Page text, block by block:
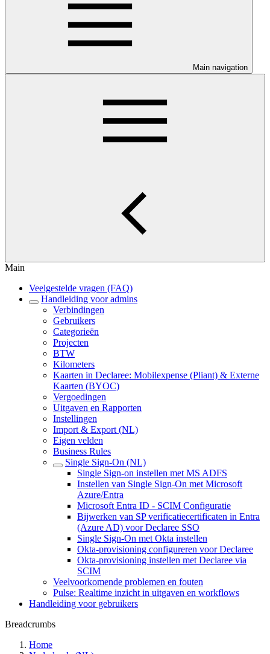
Main navigation
Main
Veelgestelde vragen (FAQ)
Handleiding voor admins
Verbindingen
Gebruikers
Categorieën
Projecten
BTW
Kilometers
Kaarten in Declaree: Mobilexpense (Pliant) & Externe
Kaarten (BYOC)
Vergoedingen
Uitgaven en Rapporten
Instellingen
Import & Export (NL)
Eigen velden
Business Rules
Single Sign-On (NL)
Single Sign-on instellen met MS ADFS
Instellen van Single Sign-On met Microsoft
Azure/Entra
Microsoft Entra ID - SCIM Configuratie
Bijwerken van SP verificatiecertificaten in Entra
(Azure AD) voor Declaree SSO
Single Sign-On met Okta instellen
Okta‑provisioning configureren voor Declaree
Okta‑provisioning instellen met Declaree via
SCIM
Veelvoorkomende problemen en fouten
Pulse: Realtime inzicht in uitgaven en workflows
Handleiding voor gebruikers
Breadcrumbs
Home